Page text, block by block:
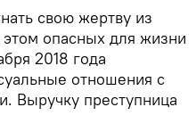
свою жертву из
опасных для жизни
2018 года
отношения с
Выручку преступница